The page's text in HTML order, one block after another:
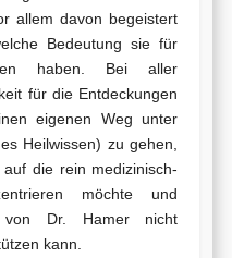
allem davon begeistert
Bedeutung sie für
haben. Bei aller
für die Entdeckungen
eigenen Weg unter
Heilwissen) zu gehen,
die rein medizinisch-
möchte und
von Dr. Hamer nicht
kann.